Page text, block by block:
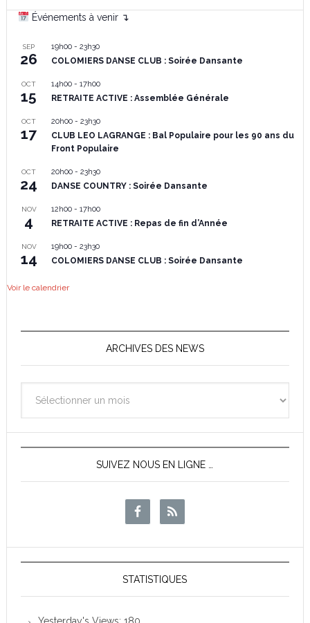
Événements à venir ↴
SEP
26
19h00- 23h30
COLOMIERS DANSE CLUB : Soirée Dansante
OCT
15
14h00- 17h00
RETRAITE ACTIVE : Assemblée Générale
OCT
17
20h00- 23h30
CLUB LEO LAGRANGE : Bal Populaire pour les 90 ans du
Front Populaire
OCT
24
20h00- 23h30
DANSE COUNTRY : Soirée Dansante
NOV
4
12h00- 17h00
RETRAITE ACTIVE : Repas de fin d’Année
NOV
14
19h00- 23h30
COLOMIERS DANSE CLUB : Soirée Dansante
Voir le calendrier
ARCHIVES DES NEWS
des
News
SUIVEZ NOUS EN LIGNE …
STATISTIQUES